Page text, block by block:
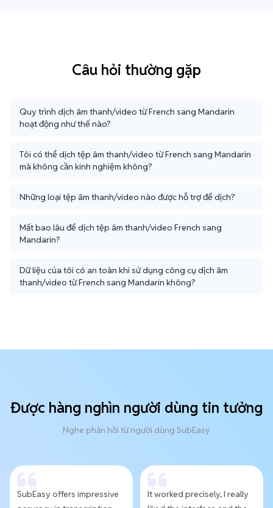
Câu hỏi thường gặp
Quy trình dịch âm thanh/video từ French sang Mandarin
hoạt động như thế nào?
Tôi có thể dịch tệp âm thanh/video từ French sang Mandarin
mà không cần kinh nghiệm không?
Những loại tệp âm thanh/video nào được hỗ trợ để dịch?
Mất bao lâu để dịch tệp âm thanh/video French sang
Mandarin?
Dữ liệu của tôi có an toàn khi sử dụng công cụ dịch âm
thanh/video từ French sang Mandarin không?
Được hàng nghìn người dùng tin tưởng
Nghe phản hồi từ người dùng SubEasy
SubEasy offers impressive
It worked precisely, I really